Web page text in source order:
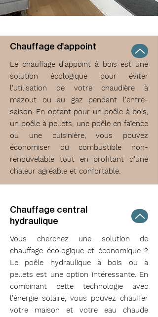
Chauffage d'appoint
Le chauffage d'appoint à bois est une
solution écologique pour éviter
l'utilisation de votre chaudière à
mazout ou au gaz pendant l'entre-
saison. En optant pour un poêle à bois,
un poêle à pellets, une poêle en faïence
ou une cuisinière, vous pouvez
économiser du combustible non-
renouvelable tout en profitant d'une
chaleur agréable et confortable.
Chauffage central
hydraulique
Vous cherchez une solution de
chauffage écologique et économique ?
Le poêle hydraulique à bois ou à
pellets est une option intéressante. En
combinant cette technologie avec
l'énergie solaire, vous pouvez chauffer
votre maison et votre eau chaude